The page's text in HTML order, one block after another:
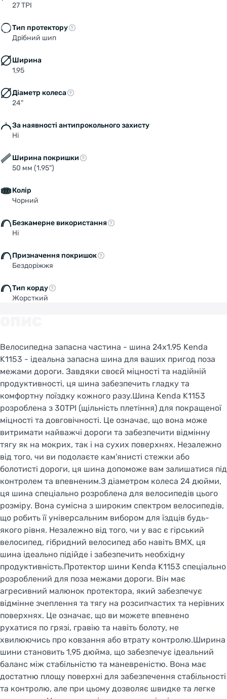
27 TPI
Тип протектору
Дрібний шип
Ширина
1,95
Діаметр колеса
24"
За наявності антипрокольного захисту
Ні
Ширина покришки
50 мм (1.95")
Колір
Чорний
Безкамерне використання
Ні
Призначення покришок
Бездоріжжя
Тип корду
Жорсткий
Велосипедна запасна частина - шина 24x1.95 Kenda
K1153 - ідеальна запасна шина для ваших пригод поза
межами дороги. Завдяки своєй міцності та надійній
продуктивності, ця шина забезпечить гладку та
комфортну поїздку кожного разу.Шина Kenda K1153
розроблена з 30TPI (щільність плетіння) для покращеної
міцності та довговічності. Це означає, що вона може
витримати найважчі дороги та забезпечити відмінну
тягу як на мокрих, так і на сухих поверхнях. Незалежно
від того, чи ви подолаєте кам'янисті стежки або
болотисті дороги, ця шина допоможе вам залишатися під
контролем та впевненим.З діаметром колеса 24 дюйми,
ця шина спеціально розроблена для велосипедів цього
розміру. Вона сумісна з широким спектром велосипедів,
що робить її універсальним вибором для їздців будь-
якого рівня. Незалежно від того, чи у вас є гірський
велосипед, гібридний велосипед або навіть BMX, ця
шина ідеально підійде і забезпечить необхідну
продуктивність.Протектор шини Kenda K1153 спеціально
розроблений для поза межами дороги. Він має
агресивний малюнок протектора, який забезпечує
відмінне зчеплення та тягу на розсипчастих та нерівних
поверхнях. Це означає, що ви можете впевнено
рухатися по грязі, гравію та навіть болоту, не
хвилюючись про ковзання або втрату контролю.Ширина
шини становить 1,95 дюйма, що забезпечує ідеальний
баланс між стабільністю та маневреністю. Вона має
достатню площу поверхні для забезпечення стабільності
та контролю, але при цьому дозволяє швидке та легке